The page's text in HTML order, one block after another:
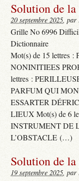
Solution de
20 septembre 2025, par
Grille No 6996
Dictionnaire
Mot(s) de 15 lettres
NONINITIEES
lettres :
PARFUM QUI
ESSARTER
LIEUX Mot(s) de 6
INSTRUMENT DE
L’OBSTACLE (…)
Solution de
19 septembre 2025, par